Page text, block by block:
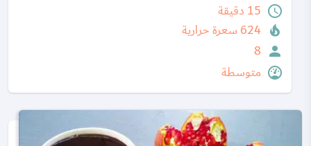
15 دقيقة
624 سعرة حرارية
8
متوسطة